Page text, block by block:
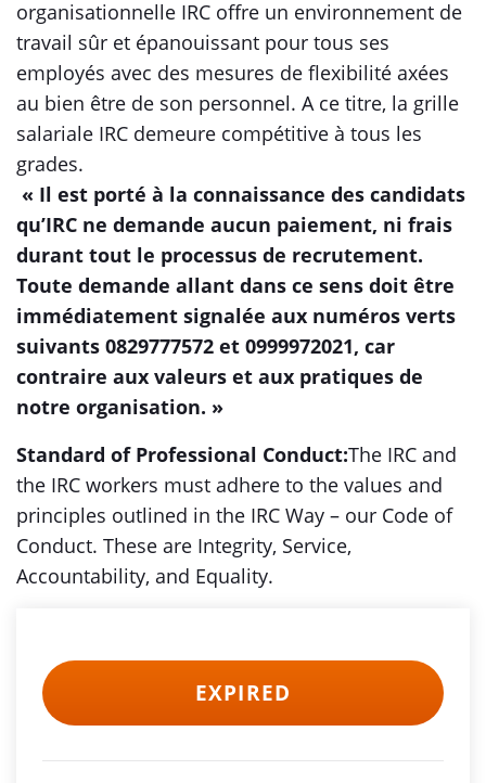
organisationnelle IRC offre un environnement de
travail sûr et épanouissant pour tous ses
employés avec des mesures de flexibilité axées
au bien être de son personnel. A ce titre, la grille
salariale IRC demeure compétitive à tous les
grades.
« Il est porté à la connaissance des candidats
qu’IRC ne demande aucun paiement, ni frais
durant tout le processus de recrutement.
Toute demande allant dans ce sens doit être
immédiatement signalée aux numéros verts
suivants 0829777572 et 0999972021, car
contraire aux valeurs et aux pratiques de
notre organisation. »
Standard of Professional Conduct:The IRC and
the IRC workers must adhere to the values and
principles outlined in the IRC Way – our Code of
Conduct. These are Integrity, Service,
Accountability, and Equality.
EXPIRED